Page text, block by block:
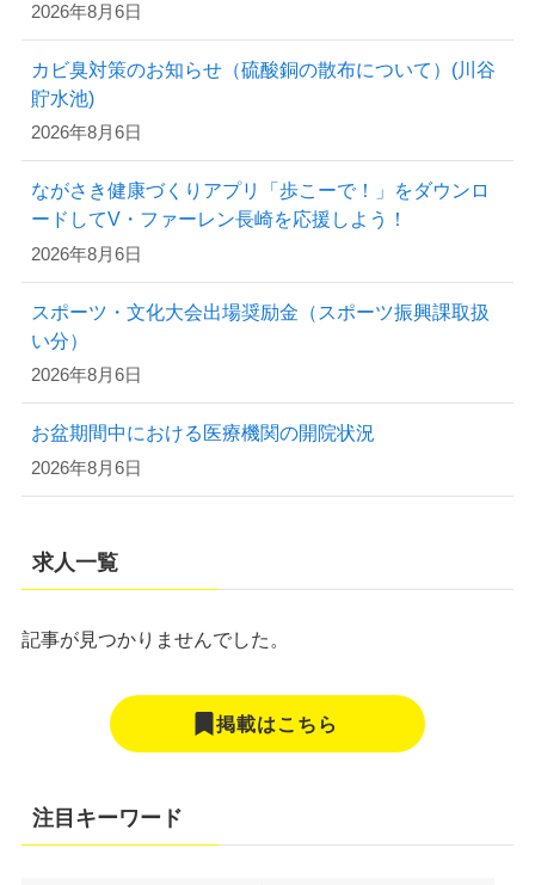
2026年8月6日
カビ臭対策のお知らせ（硫酸銅の散布について）(川谷
貯水池)
2026年8月6日
ながさき健康づくりアプリ「歩こーで！」をダウンロ
ードしてV・ファーレン長崎を応援しよう！
2026年8月6日
スポーツ・文化大会出場奨励金（スポーツ振興課取扱
い分）
2026年8月6日
お盆期間中における医療機関の開院状況
2026年8月6日
求人一覧
記事が見つかりませんでした。
掲載はこちら
注目キーワード